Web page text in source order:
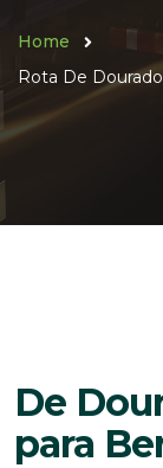
Home
Rota De
De
para